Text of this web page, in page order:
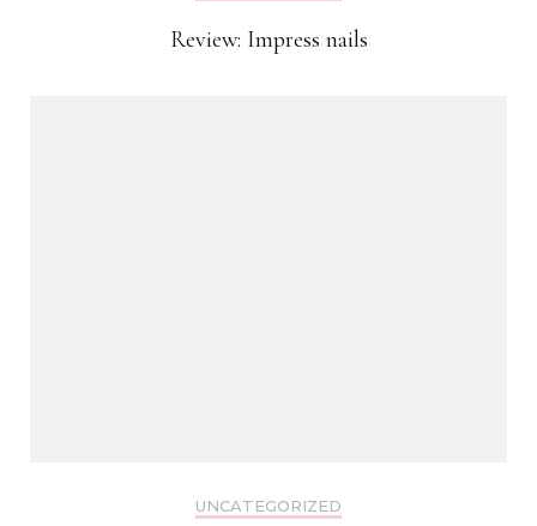
Review: Impress nails
UNCATEGORIZED